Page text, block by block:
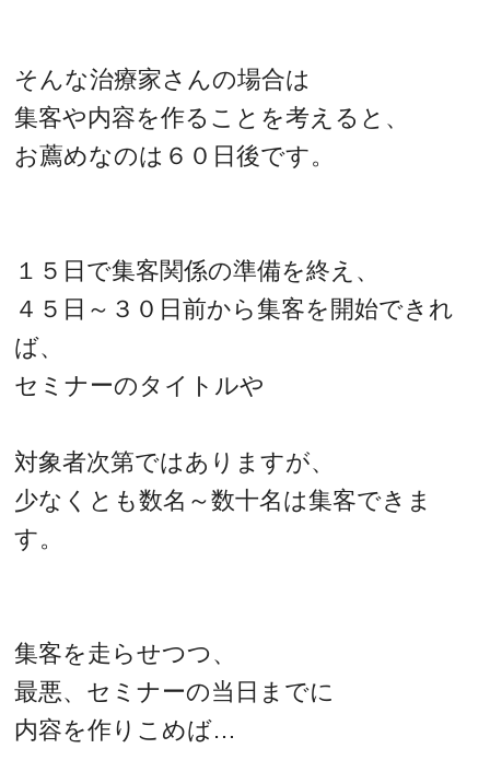
そんな治療家さんの場合は
集客や内容を作ることを考えると、
お薦めなのは６０日後です。
１５日で集客関係の準備を終え、
４５日～３０日前から集客を開始できれ
ば、
セミナーのタイトルや
対象者次第ではありますが、
少なくとも数名～数十名は集客できま
す。
集客を走らせつつ、
最悪、セミナーの当日までに
内容を作りこめば…